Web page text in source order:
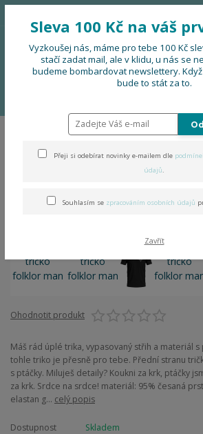
Pánské tričko
Ohodnotit produkt
Máš rád úplé trika, vypasovaný střih a materiál s
tohle triko je přesně pro tebe. Přední stranu
s ptáčky. Miluješ detaily? Koukni za krk, ptáčky
za krk. Srdce na srdce! materiál: 95% česaná
elastan g... celý popis
Dostupnost
Skladem
Sleva 100 Kč na váš
Vyzkoušej nás, máme pro tebe 100 Kč
stačí zadat mail, ale v klidu, u nás se
budeme bombardovat newslettery.
bude to stát za to.
Přeji si odebírat novinky e-mailem dle
údajů.
Souhlasím se zpracováním osobních údajů
Zavřít